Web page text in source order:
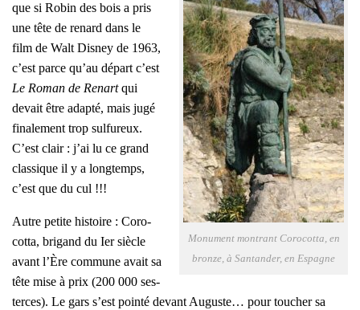
Monu­ment mon­trant Coro­cot­ta, en
bronze, à San­tan­der, en Espagne
que si Robin des bois a pris
une tête de renard dans le
film de Walt Dis­ney de 1963,
c’est parce qu’au départ c’est
Le Roman de Renartqui
devait être adap­té, mais jugé
fina­le­ment trop sul­fu­reux.
C’est clair : j’ai lu ce grand
clas­sique il y a long­temps,
c’est que du cul !!!
Autre petite his­toire : Coro­
cot­ta, bri­gand du Ier siècle
avant l’Ère com­mune avait sa
tête mise à prix (200 000 ses­
terces). Le gars s’est poin­té devant Auguste… pour tou­cher sa